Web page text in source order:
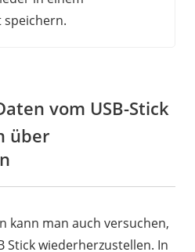
vom USB-Stick
über
kann man auch versuchen,
Stick wiederherzustellen. In